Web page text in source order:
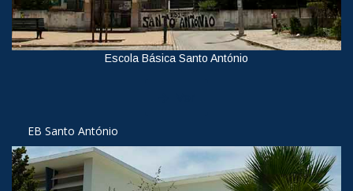
Escola Básica Santo António
EB Santo António